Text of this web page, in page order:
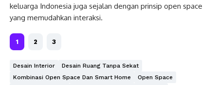
keluarga Indonesia juga sejalan dengan prinsip open space
yang memudahkan interaksi.
1 2 3
Desain Interior
Desain Ruang Tanpa Sekat
Kombinasi Open Space Dan Smart Home
Open Space